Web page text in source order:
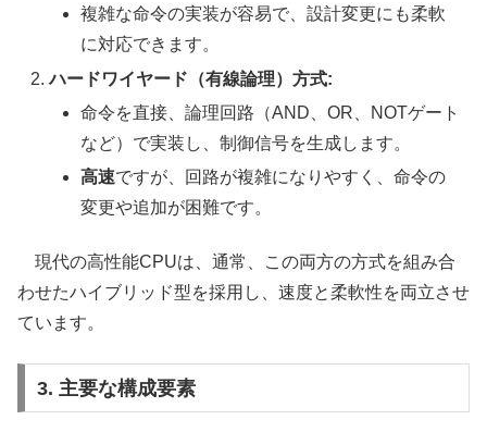
複雑な命令の実装が容易で、設計変更にも柔軟
に対応できます。
ハードワイヤード（有線論理）方式:
命令を直接、論理回路（AND、OR、NOTゲート
など）で実装し、制御信号を生成します。
高速ですが、回路が複雑になりやすく、命令の
変更や追加が困難です。
現代の高性能CPUは、通常、この両方の方式を組み合
わせたハイブリッド型を採用し、速度と柔軟性を両立させ
ています。
3. 主要な構成要素